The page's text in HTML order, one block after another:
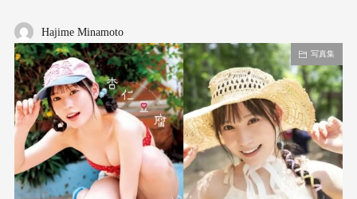
Hajime Minamoto
写真集